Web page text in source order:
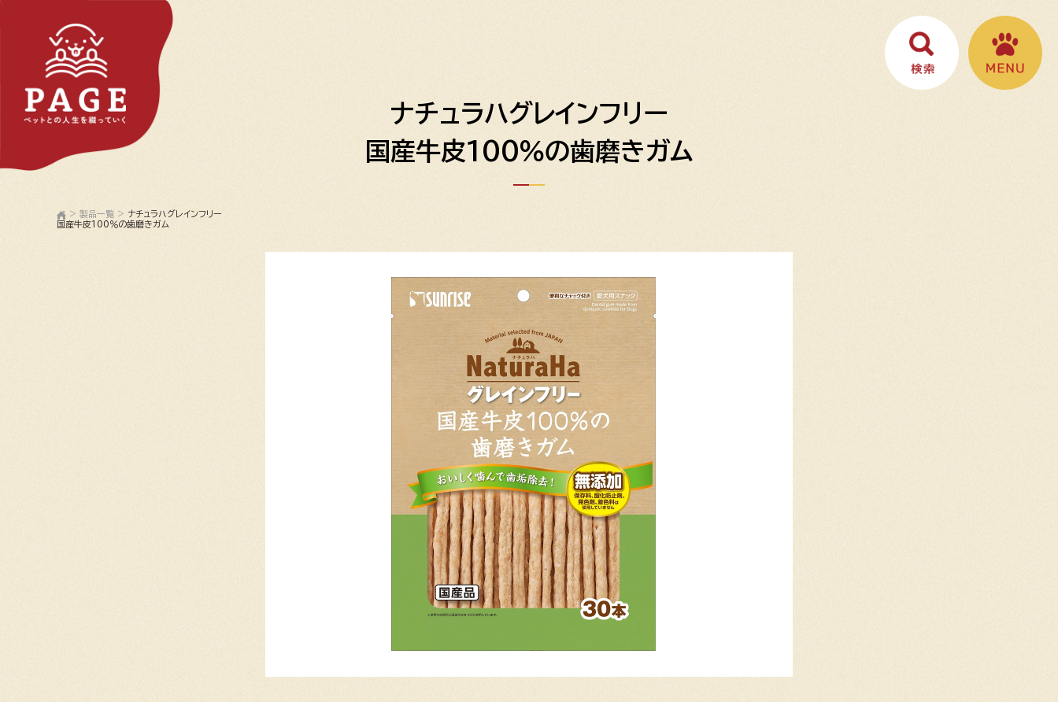
ナチュラハグレインフリー
国産牛皮100％の歯磨きガム
> 製品一覧 > ナチュラハグレインフリー
国産牛皮100％の歯磨きガム